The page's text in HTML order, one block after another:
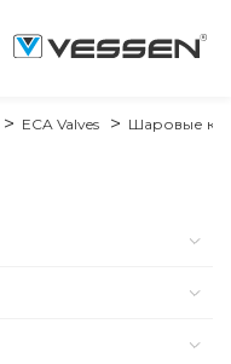
ECA Valves Шаровые